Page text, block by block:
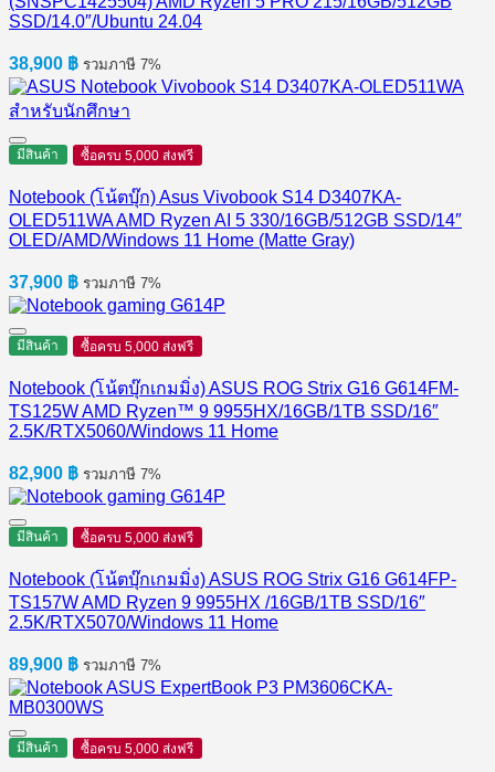
SSD/14.0″/Ubuntu 24.04
38,900 ฿ รวมภาษี 7%
มีสินค้า ซื้อครบ 5,000 ส่งฟรี
Notebook (โน้ตบุ๊ก) Asus Vivobook S14 D3407KA-
OLED511WA AMD Ryzen AI 5 330/16GB/512GB SSD/14″
OLED/AMD/Windows 11 Home (Matte Gray)
37,900 ฿ รวมภาษี 7%
มีสินค้า ซื้อครบ 5,000 ส่งฟรี
Notebook (โน้ตบุ๊กเกมมิ่ง) ASUS ROG Strix G16 G614FM-
TS125W AMD Ryzen™ 9 9955HX/16GB/1TB SSD/16″
2.5K/RTX5060/Windows 11 Home
82,900 ฿ รวมภาษี 7%
มีสินค้า ซื้อครบ 5,000 ส่งฟรี
Notebook (โน้ตบุ๊กเกมมิ่ง) ASUS ROG Strix G16 G614FP-
TS157W AMD Ryzen 9 9955HX /16GB/1TB SSD/16″
2.5K/RTX5070/Windows 11 Home
89,900 ฿ รวมภาษี 7%
มีสินค้า ซื้อครบ 5,000 ส่งฟรี